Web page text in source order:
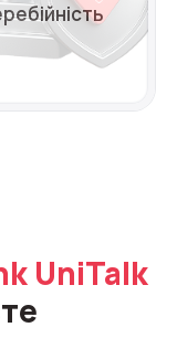
UniTalk